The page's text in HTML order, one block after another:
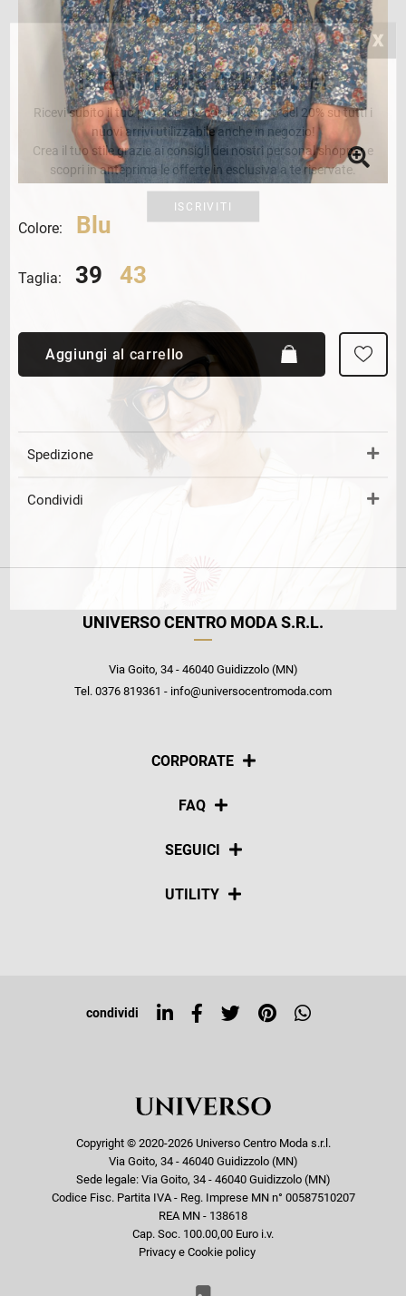
Colore: Blu
Taglia: 39 43
Aggiungi al carrello
Spedizione
Condividi
UNIVERSO CENTRO MODA S.R.L.
Via Goito, 34 - 46040 Guidizzolo (MN)
Tel. 0376 819361 - info@universocentromoda.com
CORPORATE
Chi siamo
FAQ
Pagamenti
SEGUICI
Social
UTILITY
Top ricerche
condividi
Copyright © 2020-2026 Universo Centro Moda s.r.l.
Via Goito, 34 - 46040 Guidizzolo (MN)
Sede legale: Via Goito, 34 - 46040 Guidizzolo (MN)
Codice Fisc. Partita IVA - Reg. Imprese MN n° 00587510207
REA MN - 138618
Cap. Soc. 100.00,00 Euro i.v.
Privacy e Cookie policy
Iscriviti alla newsletter
Ricevi subito il tuo promocode con lo sconto del 20% su tutti i
nuovi arrivi utilizzabile anche in negozio!
Crea il tuo stile grazie ai consigli dei nostri personal shopper e
scopri in anteprima le offerte in esclusiva a te riservate.
ISCRIVITI